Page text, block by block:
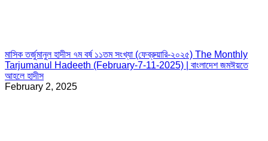
মাসিক তর্জুমানুল হাদীস ৭ম বর্ষ ১১তম সংখ্যা (ফেব্রুয়ারি-২০২৫) The Monthly
Tarjumanul Hadeeth (February-7-11-2025) | বাংলাদেশ জমঈয়তে
আহলে হাদীস
February 2, 2025